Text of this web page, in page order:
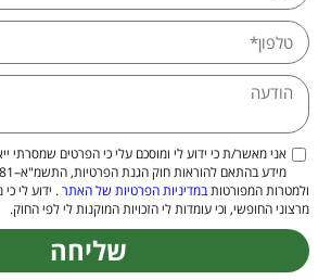
אני מאשר/ת כי ידוע לי ומוסכם עלי כי הפרטים שמסרתי
ולמטרות המפורטותבמדיניות הפרטיות של האתר. ידוע לי
מרצוני החופשי, וכי עומדות לי הזכויות המוקנות לי לפי החוק.
שליחה